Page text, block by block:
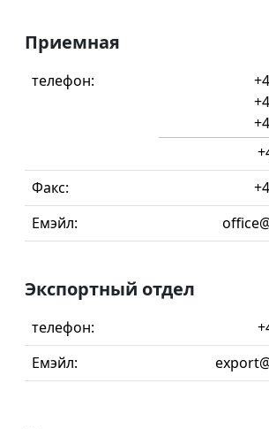
Приемная
телефон:
Факс:
Емэйл:
Экспортный отдел
телефон:
Емэйл: